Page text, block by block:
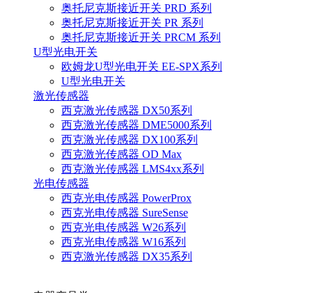
奥托尼克斯接近开关 PRD 系列
奥托尼克斯接近开关 PR 系列
奥托尼克斯接近开关 PRCM 系列
U型光电开关
欧姆龙U型光电开关 EE-SPX系列
U型光电开关
激光传感器
西克激光传感器 DX50系列
西克激光传感器 DME5000系列
西克激光传感器 DX100系列
西克激光传感器 OD Max
西克激光传感器 LMS4xx系列
光电传感器
西克光电传感器 PowerProx
西克光电传感器 SureSense
西克光电传感器 W26系列
西克光电传感器 W16系列
西克激光传感器 DX35系列